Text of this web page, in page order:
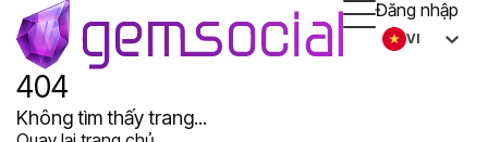
Đăng nhập
VI
404
Không tìm thấy trang...